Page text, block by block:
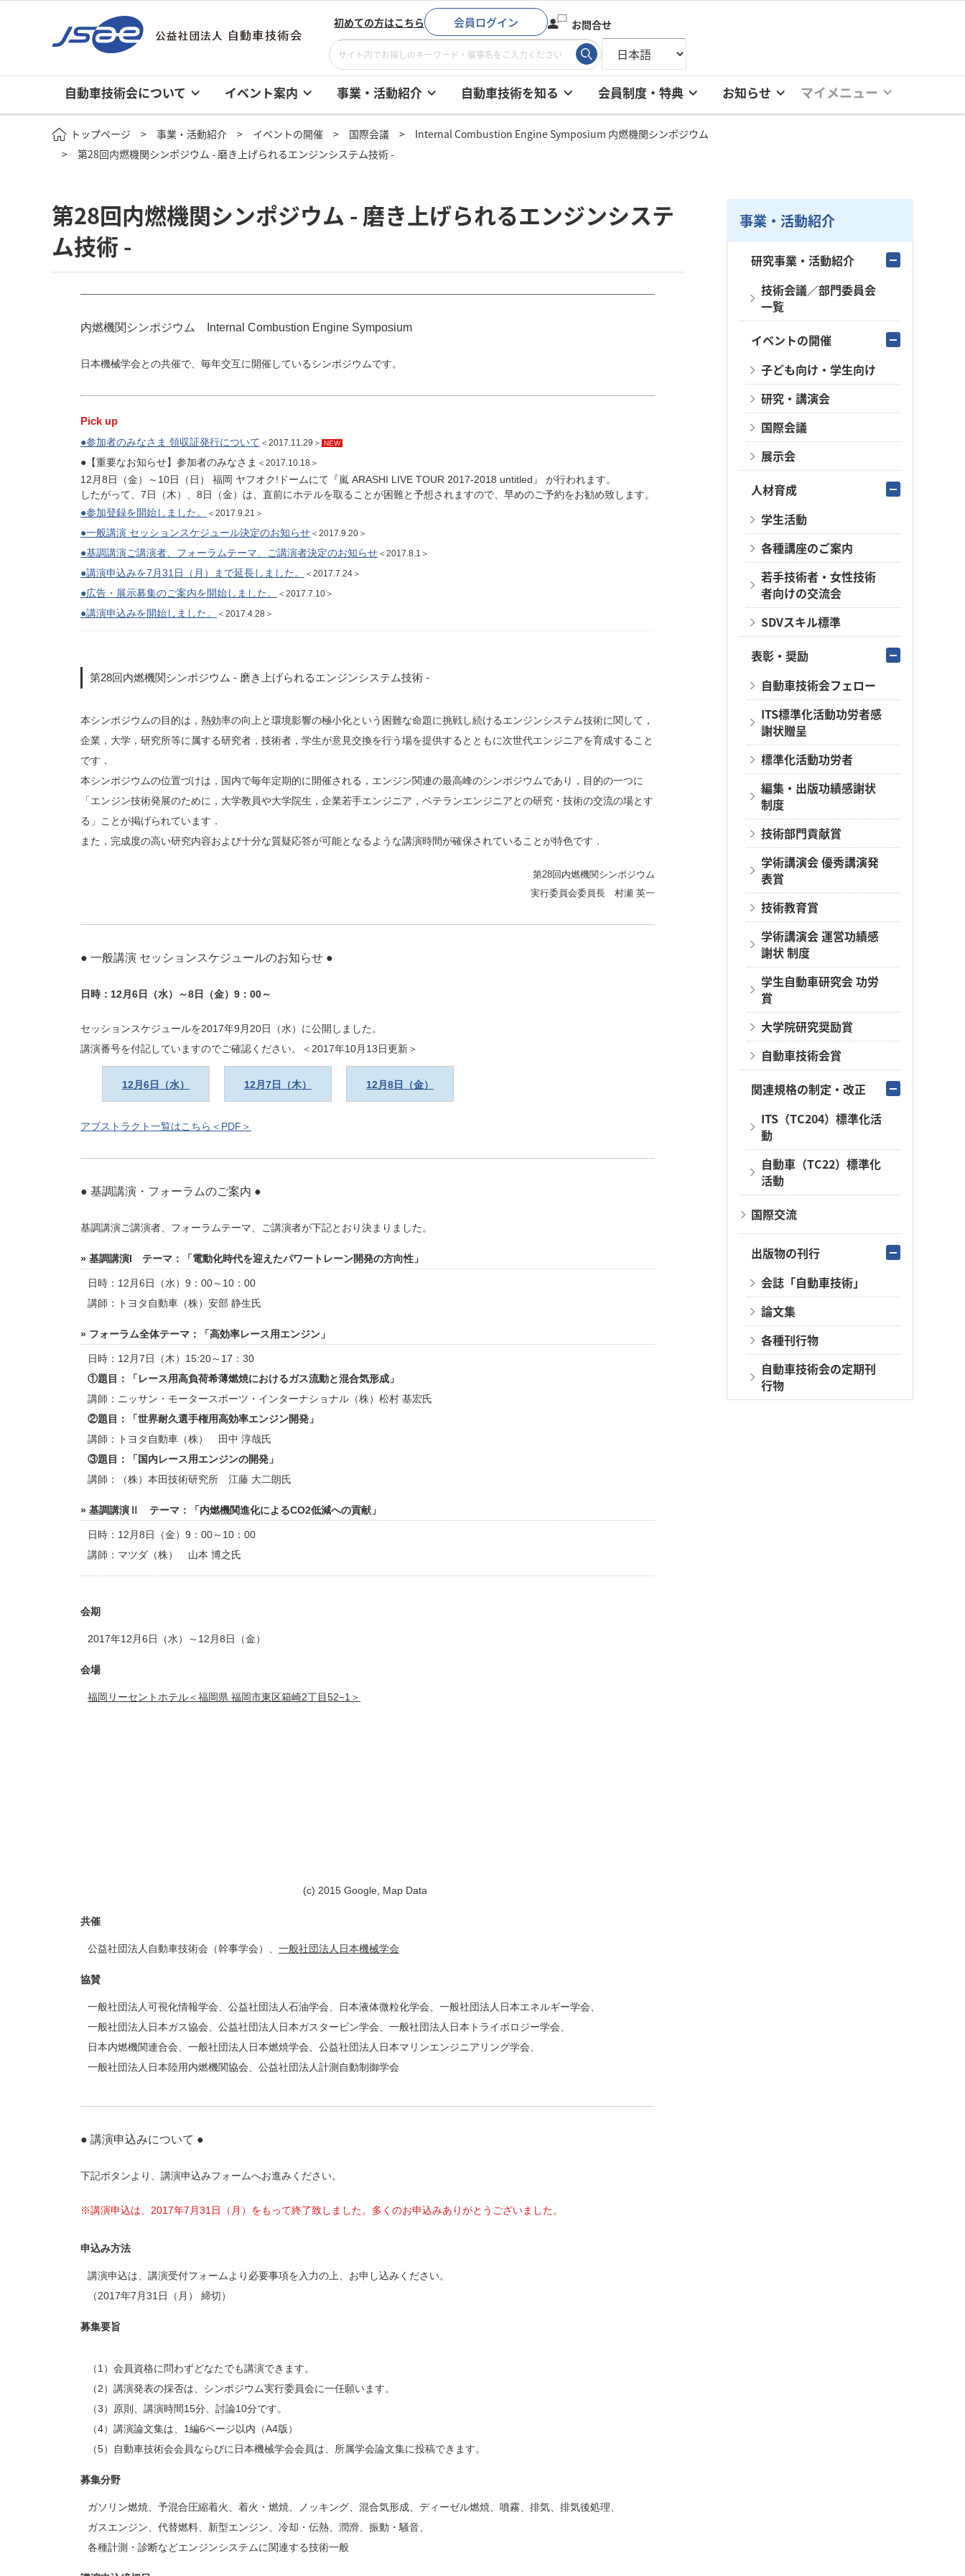
初めての方はこちら 会員ログイン お問合せ
自動車技術会について イベント案内 事業・活動紹介 自動車技術を知る 会員制度・特典 お知らせ マイメニュー
トップページ 事業・活動紹介 イベントの開催 国際会議
Internal Combustion Engine Symposium 内燃機関シンポジウム
第28回内燃機関シンポジウム - 磨き上げられるエンジンシステム技術 -
第28回内燃機関シンポジウム - 磨き上げられるエンジンシステ
ム技術 -
内燃機関シンポジウム Internal Combustion Engine Symposium
日本機械学会との共催で、毎年交互に開催しているシンポジウムです。
Pick up
●参加者のみなさま 領収証発行について ＜2017.11.29＞ NEW
●【重要なお知らせ】参加者のみなさま ＜2017.10.18＞
12月8日（金）～10日（日） 福岡 ヤフオク!ドームにて『嵐 ARASHI LIVE TOUR 2017-2018 untitled』 が行われます。
したがって、7日（木）、8日（金）は、直前にホテルを取ることが困難と予想されますので、早めのご予約をお勧め致します。
●参加登録を開始しました。
＜2017.9.21＞
●一般講演 セッションスケジュール決定のお知らせ ＜2017.9.20＞
●基調講演ご講演者、フォーラムテーマ、ご講演者決定のお知らせ ＜2017.8.1＞
●講演申込みを7月31日（月）まで延長しました。 ＜2017.7.24＞
●広告・展示募集のご案内を開始しました。 ＜2017.7.10＞
●講演申込みを開始しました。 ＜2017.4.28＞
第28回内燃機関シンポジウム - 磨き上げられるエンジンシステム技術 -
本シンポジウムの目的は，熱効率の向上と環境影響の極小化という困難な命題に挑戦し続けるエンジンシステム技術に関して，
企業，大学，研究所等に属する研究者，技術者，学生が意見交換を行う場を提供するとともに次世代エンジニアを育成すること
です．
本シンポジウムの位置づけは，国内で毎年定期的に開催される，エンジン関連の最高峰のシンポジウムであり，目的の一つに
「エンジン技術発展のために，大学教員や大学院生，企業若手エンジニア，ベテランエンジニアとの研究・技術の交流の場とす
る」ことが掲げられています．
また，完成度の高い研究内容および十分な質疑応答が可能となるような講演時間が確保されていることが特色です．
第28回内燃機関シンポジウム
実行委員会委員長 村瀬 英一
● 一般講演 セッションスケジュールのお知らせ ●
日時：12月6日（水）～8日（金）9：00～
セッションスケジュールを2017年9月20日（水）に公開しました。
講演番号を付記していますのでご確認ください。＜2017年10月13日更新＞
12月6日（水） 12月7日（木） 12月8日（金）
アブストラクト一覧はこちら＜PDF＞
● 基調講演・フォーラムのご案内 ●
基調講演ご講演者、フォーラムテーマ、ご講演者が下記とおり決まりました。
» 基調講演I テーマ：「電動化時代を迎えたパワートレーン開発の方向性」
日時：12月6日（水）9：00～10：00
講師：トヨタ自動車（株）安部 静生氏
» フォーラム全体テーマ：「高効率レース用エンジン」
日時：12月7日（木）15:20～17：30
①題目：「レース用高負荷希薄燃焼におけるガス流動と混合気形成」
講師：ニッサン・モータースポーツ・インターナショナル（株）松村 基宏氏
②題目：「世界耐久選手権用高効率エンジン開発」
講師：トヨタ自動車（株） 田中 淳哉氏
③題目：「国内レース用エンジンの開発」
講師：（株）本田技術研究所 江藤 大二朗氏
» 基調講演Ⅱ テーマ：「内燃機関進化によるCO2低減への貢献」
日時：12月8日（金）9：00～10：00
講師：マツダ（株） 山本 博之氏
会期
2017年12月6日（水）～12月8日（金）
会場
福岡リーセントホテル＜福岡県 福岡市東区箱崎2丁目52−1＞
(c) 2015 Google, Map Data
共催
公益社団法人自動車技術会（幹事学会）、 一般社団法人日本機械学会
協賛
一般社団法人可視化情報学会、公益社団法人石油学会、日本液体微粒化学会、一般社団法人日本エネルギー学会、
一般社団法人日本ガス協会、公益社団法人日本ガスタービン学会、一般社団法人日本トライボロジー学会、
日本内燃機関連合会、一般社団法人日本燃焼学会、公益社団法人日本マリンエンジニアリング学会、
一般社団法人日本陸用内燃機関協会、公益社団法人計測自動制御学会
● 講演申込みについて ●
下記ボタンより、講演申込みフォームへお進みください。
※講演申込は、2017年7月31日（月）をもって終了致しました。多くのお申込みありがとうございました。
申込み方法
講演申込は、講演受付フォームより必要事項を入力の上、お申し込みください。
（2017年7月31日（月） 締切）
募集要旨
（1）会員資格に問わずどなたでも講演できます。
（2）講演発表の採否は、シンポジウム実行委員会に一任願います。
（3）原則、講演時間15分、討論10分です。
（4）講演論文集は、1編6ページ以内（A4版）
（5）自動車技術会会員ならびに日本機械学会会員は、所属学会論文集に投稿できます。
募集分野
ガソリン燃焼、予混合圧縮着火、着火・燃焼、ノッキング、混合気形成、ディーゼル燃焼、噴霧、排気、排気後処理、
ガスエンジン、代替燃料、新型エンジン、冷却・伝熱、潤滑、振動・騒音、
各種計測・診断などエンジンシステムに関連する技術一般
事業・活動紹介
研究事業・活動紹介
技術会議／部門委員会
一覧
イベントの開催
子ども向け・学生向け
研究・講演会
国際会議
展示会
人材育成
学生活動
各種講座のご案内
若手技術者・女性技術
者向けの交流会
SDVスキル標準
表彰・奨励
自動車技術会フェロー
ITS標準化活動功労者感
謝状贈呈
標準化活動功労者
編集・出版功績感謝状
制度
技術部門貢献賞
学術講演会 優秀講演発
表賞
技術教育賞
学術講演会 運営功績感
謝状 制度
学生自動車研究会 功労
賞
大学院研究奨励賞
自動車技術会賞
関連規格の制定・改正
ITS（TC204）標準化活
動
自動車（TC22）標準化
活動
国際交流
出版物の刊行
会誌「自動車技術」
論文集
各種刊行物
自動車技術会の定期刊
行物